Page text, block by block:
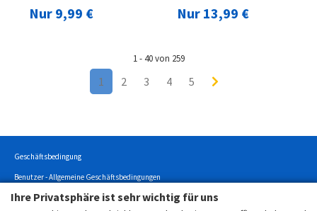
Ihre Privatsphäre ist sehr wichtig für uns
Nur 9,99 € Nur 13,99 €
1 - 40 von 259
1 2 3 4 5
Geschäftsbedingung
Benutzer - Allgemeine Geschäftsbedingungen
Datenschutz / Privatsphäre